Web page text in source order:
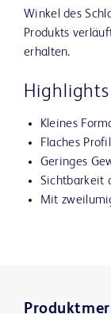
Winkel des
Produkts
erhalten.
Highlights
Kleines
Flaches Profil
Geringes
Sichtbarkeit
Mit